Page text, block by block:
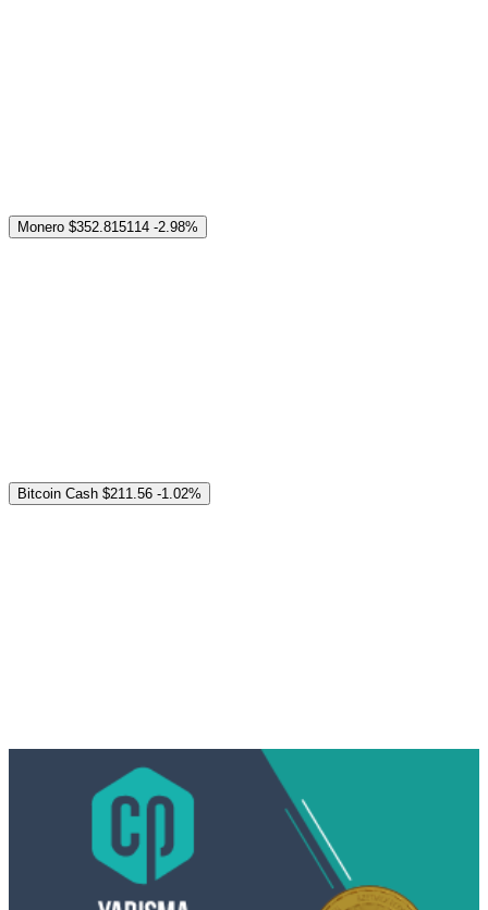
Monero $352.815114 -2.98%
Bitcoin Cash $211.56 -1.02%